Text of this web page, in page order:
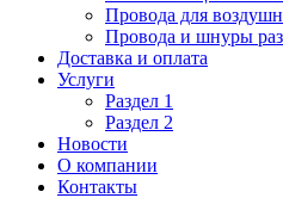
Провода для
Провода и шнуры
Доставка и оплата
Услуги
Раздел 1
Раздел 2
Новости
О компании
Контакты